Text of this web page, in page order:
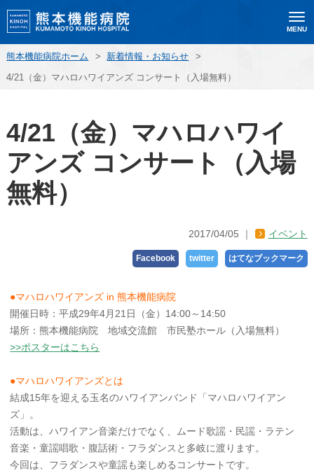
MENU
熊本機能病院ホーム > 新着情報・お知らせ
>
4/21（金）マハロハワイアンズ コンサート（入場無料）
4/21（金）マハロハワイ
アンズ コンサート（入場
無料）
2017/04/05 イベント
Facebook twitter はてなブックマーク
●マハロハワイアンズ in 熊本機能病院
開催日時：平成29年4月21日（金）14:00～14:50
場所：熊本機能病院 地域交流館 市民塾ホール（入場無料）
>>ポスターはこちら
●マハロハワイアンズとは
結成15年を迎える玉名のハワイアンバンド「マハロハワイアン
ズ」。
活動は、ハワイアン音楽だけでなく、ムード歌謡・民謡・ラテン
音楽・童謡唱歌・腹話術・フラダンスと多岐に渡ります。
今回は、フラダンスや童謡も楽しめるコンサートです。